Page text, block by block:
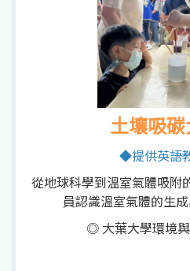
土壤吸
◆提供英語
從地球科學到溫室氣體吸附
員認識溫室氣體的生
◎ 大葉大學環境